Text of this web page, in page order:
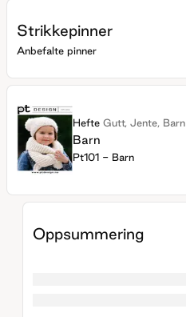
Strikkepinner
Anbefalte pinner
Hefte Gutt, Jente, Barn
Barn
Pt101 - Barn
Oppsummering